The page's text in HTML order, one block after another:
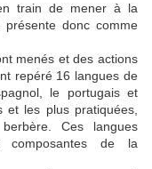
train de mener à la
donc comme
menés et des actions
repéré 16 langues de
le portugais et
les plus pratiquées,
Ces langues
composantes de la